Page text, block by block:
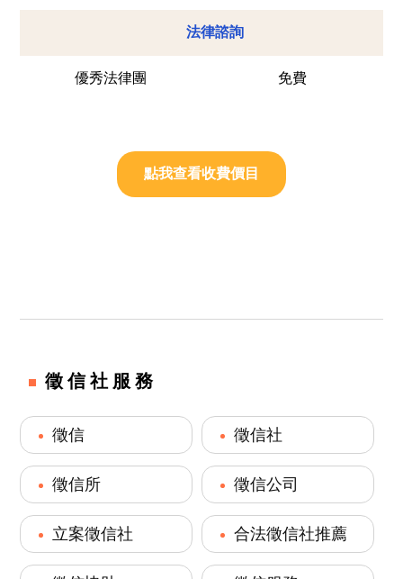
法律諮詢
優秀法律團 免費
點我查看收費價目
徵信社服務
徵信 徵信社
徵信所 徵信公司
立案徵信社 合法徵信社推薦